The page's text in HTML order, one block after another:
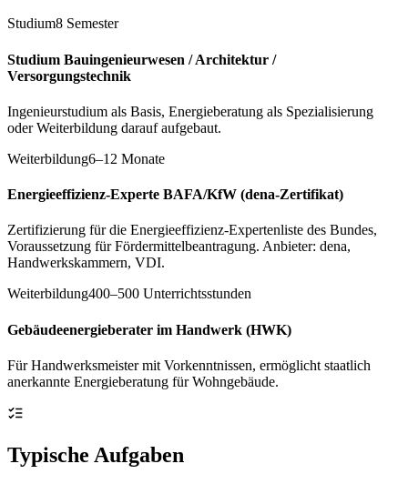
Studium8 Semester
Studium Bauingenieurwesen / Architektur /
Versorgungstechnik
Ingenieurstudium als Basis, Energieberatung als Spezialisierung
oder Weiterbildung darauf aufgebaut.
Weiterbildung6–12 Monate
Energieeffizienz-Experte BAFA/KfW (dena-Zertifikat)
Zertifizierung für die Energieeffizienz-Expertenliste des Bundes,
Voraussetzung für Fördermittelbeantragung. Anbieter: dena,
Handwerkskammern, VDI.
Weiterbildung400–500 Unterrichtsstunden
Gebäudeenergieberater im Handwerk (HWK)
Für Handwerksmeister mit Vorkenntnissen, ermöglicht staatlich
anerkannte Energieberatung für Wohngebäude.
Typische Aufgaben